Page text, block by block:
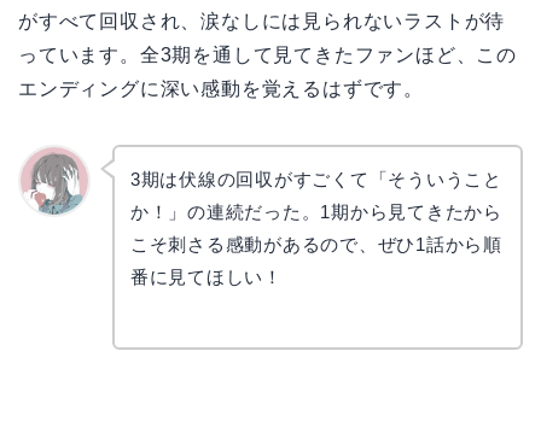
がすべて回収され、涙なしには見られないラストが待
っています。全3期を通して見てきたファンほど、この
エンディングに深い感動を覚えるはずです。
3期は伏線の回収がすごくて「そういうこと
か！」の連続だった。1期から見てきたから
こそ刺さる感動があるので、ぜひ1話から順
番に見てほしい！